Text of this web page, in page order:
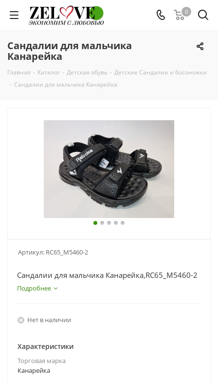
0
Сандалии для мальчика
Канарейка
Главная - Каталог - Детская обувь - Детские Сандалии и босоножки
- Сандалии для мальчика Канарейка
Артикул: RC65_M5460-2
Сандалии для мальчика Канарейка,RC65_M5460-2
Подробнее
Нет в наличии
Характеристики
Торговая марка
Канарейка